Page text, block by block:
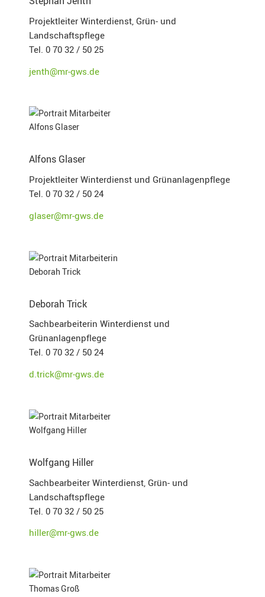
Projektleiter Winterdienst, Grün- und
Landschaftspflege
Tel. 0 70 32 / 50 25
jenth@mr-gws.de
Alfons Glaser
Projektleiter Winterdienst und Grünanlagenpflege
Tel. 0 70 32 / 50 24
glaser@mr-gws.de
Deborah Trick
Sachbearbeiterin Winterdienst und
Grünanlagenpflege
Tel. 0 70 32 / 50 24
d.trick@mr-gws.de
Wolfgang Hiller
Sachbearbeiter Winterdienst, Grün- und
Landschaftspflege
Tel. 0 70 32 / 50 25
hiller@mr-gws.de